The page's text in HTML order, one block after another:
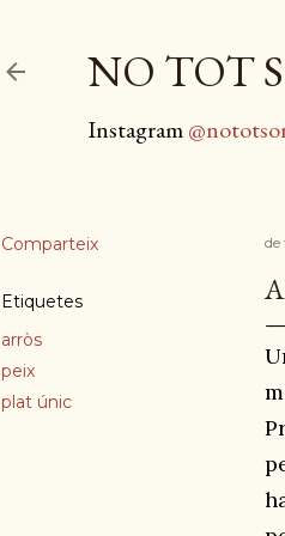
NO TOT
Instagram
Comparteix
Etiquetes
arròs
peix
plat únic
de